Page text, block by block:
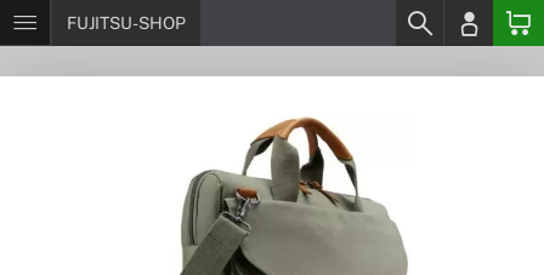
FUJITSU-SHOP